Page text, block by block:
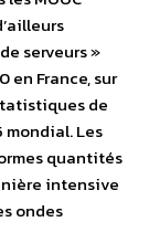
serveurs »
en France, sur
de
mondial. Les
quantités
intensive
ondes